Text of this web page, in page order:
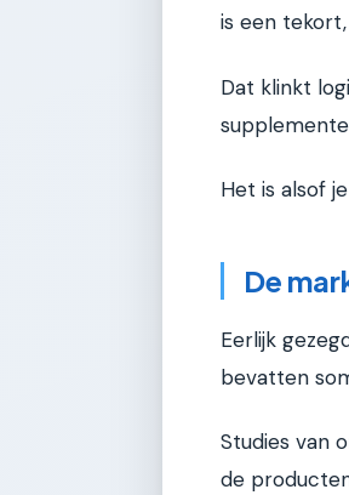
is een
Dat klinkt
Het is alsof
De
Eerlijk
bevatten
Studies van
de